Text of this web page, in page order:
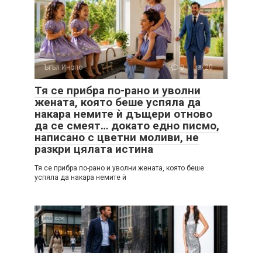
Ъгъл Инспо 0 20
Тя се прибра по-рано и уволни
жената, която беше успяла да
накара немите ѝ дъщери отново
да се смеят… докато едно писмо,
написано с цветни моливи, не
разкри цялата истина
Тя се прибра по-рано и уволни жената, която беше
успяла да накара немите ѝ